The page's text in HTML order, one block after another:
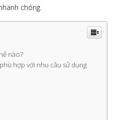
chóng.
nào?
hợp với nhu cầu sử dụng